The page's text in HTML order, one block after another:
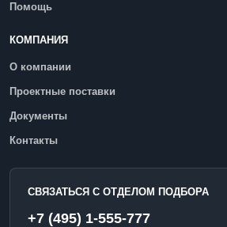
Помощь
КОМПАНИЯ
О компании
Проектные поставки
Документы
Контакты
СВЯЗАТЬСЯ С ОТДЕЛОМ ПОДБОРА
+7 (495) 1-555-777